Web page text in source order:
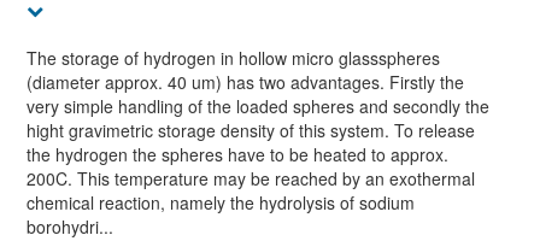
The storage of hydrogen in hollow micro glassspheres
(diameter approx. 40 um) has two advantages. Firstly the
very simple handling of the loaded spheres and secondly the
hight gravimetric storage density of this system. To release
the hydrogen the spheres have to be heated to approx.
200C. This temperature may be reached by an exothermal
chemical reaction, namely the hydrolysis of sodium
borohydri...